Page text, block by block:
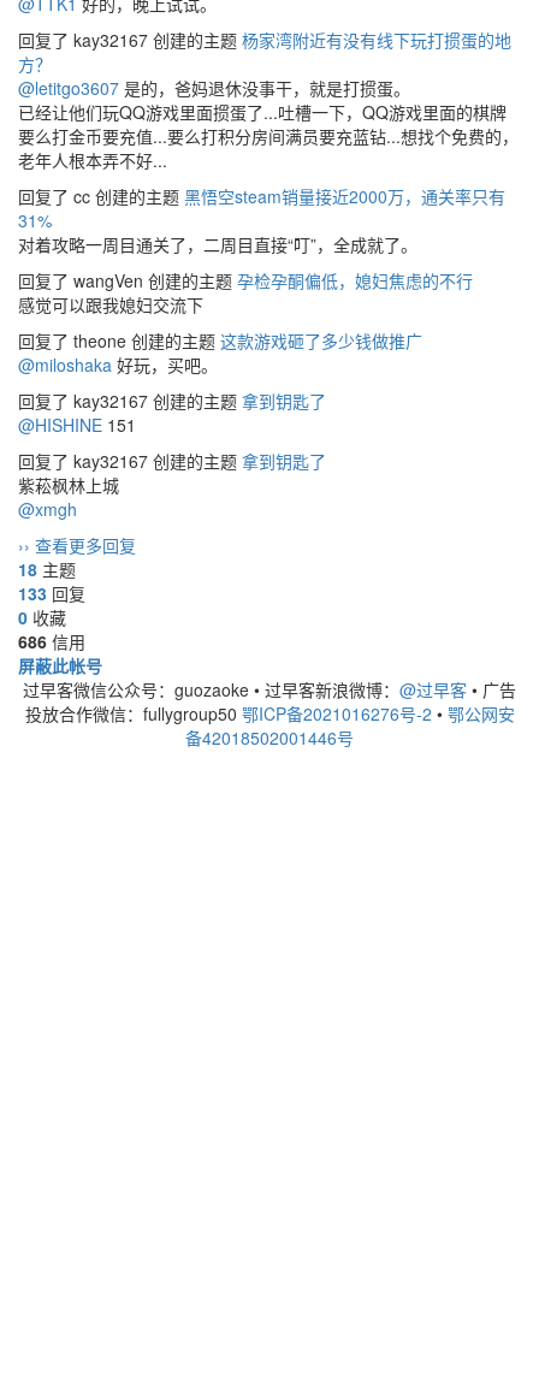
回复了 kay32167 创建的主题 杨家湾附近有没有线下玩打掼蛋的地
方？
@letitgo3607 是的，爸妈退休没事干，就是打掼蛋。
已经让他们玩QQ游戏里面掼蛋了...吐槽一下，QQ游戏里面的棋牌
要么打金币要充值...要么打积分房间满员要充蓝钻...想找个免费的，
老年人根本弄不好...
回复了 cc 创建的主题 黑悟空steam销量接近2000万，通关率只有
31%
对着攻略一周目通关了，二周目直接“叮”，全成就了。
回复了 wangVen 创建的主题 孕检孕酮偏低，媳妇焦虑的不行
感觉可以跟我媳妇交流下
回复了 theone 创建的主题 这款游戏砸了多少钱做推广
@miloshaka 好玩，买吧。
回复了 kay32167 创建的主题 拿到钥匙了
@HISHINE 151
回复了 kay32167 创建的主题 拿到钥匙了
紫菘枫林上城
@xmgh
›› 查看更多回复
18 主题
133 回复
0 收藏
686 信用
屏蔽此帐号
过早客微信公众号：guozaoke • 过早客新浪微博： @过早客 • 广告
投放合作微信：fullygroup50 鄂ICP备2021016276号-2 • 鄂公网安
备42018502001446号